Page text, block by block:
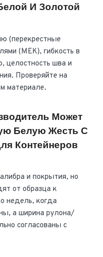
И Золотой
(перекрестные
(MEK), гибкость в
целостность шва и
Проверяйте на
материале.
Может
Белую Жесть С
Контейнеров
и покрытия, но
от образца к
недель, когда
а ширина рулона/
согласованы с